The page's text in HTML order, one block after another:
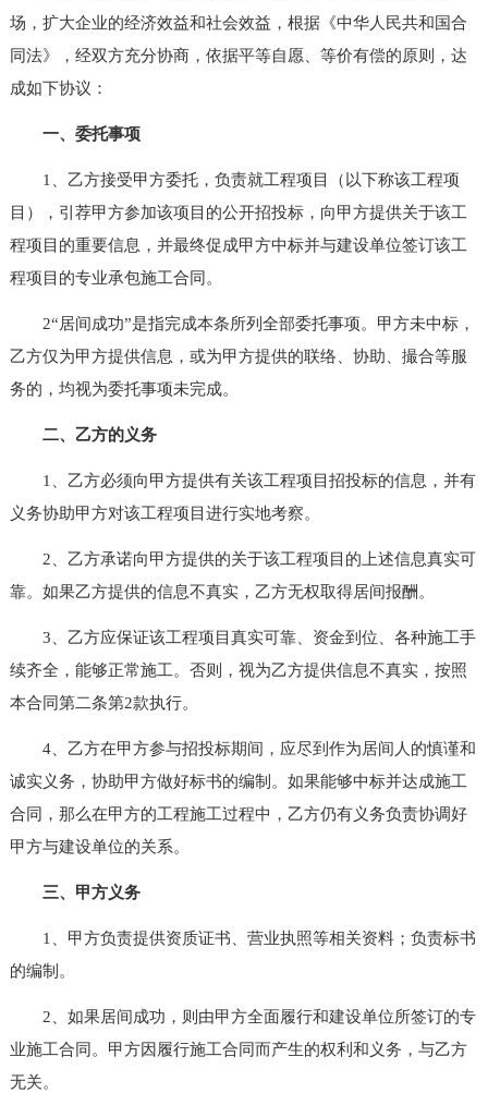
场，扩大企业的经济效益和社会效益，根据《中华人民共和国合
同法》，经双方充分协商，依据平等自愿、等价有偿的原则，达
成如下协议：
一、委托事项
1、乙方接受甲方委托，负责就工程项目（以下称该工程项
目），引荐甲方参加该项目的公开招投标，向甲方提供关于该工
程项目的重要信息，并最终促成甲方中标并与建设单位签订该工
程项目的专业承包施工合同。
2“居间成功”是指完成本条所列全部委托事项。甲方未中标，
乙方仅为甲方提供信息，或为甲方提供的联络、协助、撮合等服
务的，均视为委托事项未完成。
二、乙方的义务
1、乙方必须向甲方提供有关该工程项目招投标的信息，并有
义务协助甲方对该工程项目进行实地考察。
2、乙方承诺向甲方提供的关于该工程项目的上述信息真实可
靠。如果乙方提供的信息不真实，乙方无权取得居间报酬。
3、乙方应保证该工程项目真实可靠、资金到位、各种施工手
续齐全，能够正常施工。否则，视为乙方提供信息不真实，按照
本合同第二条第2款执行。
4、乙方在甲方参与招投标期间，应尽到作为居间人的慎谨和
诚实义务，协助甲方做好标书的编制。如果能够中标并达成施工
合同，那么在甲方的工程施工过程中，乙方仍有义务负责协调好
甲方与建设单位的关系。
三、甲方义务
1、甲方负责提供资质证书、营业执照等相关资料；负责标书
的编制。
2、如果居间成功，则由甲方全面履行和建设单位所签订的专
业施工合同。甲方因履行施工合同而产生的权利和义务，与乙方
无关。